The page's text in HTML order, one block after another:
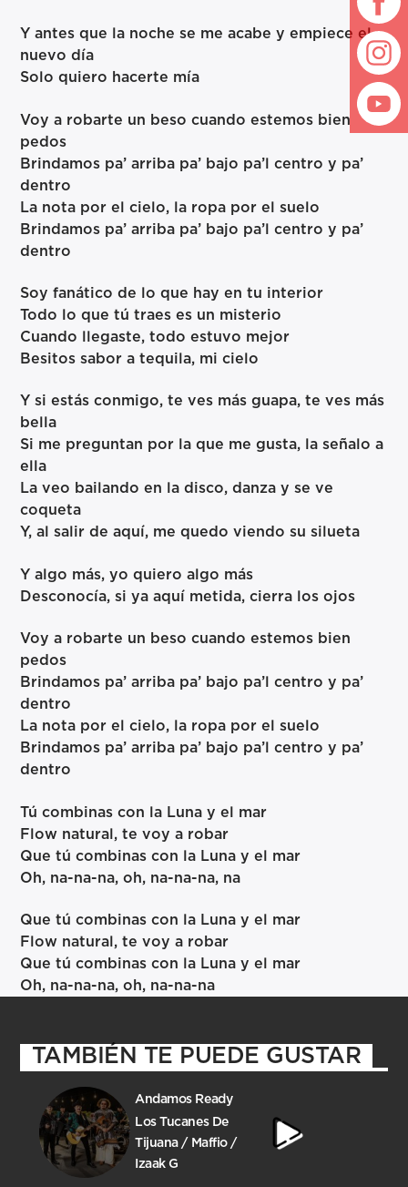
Y antes que la noche se me acabe y empiece el
nuevo día
Solo quiero hacerte mía
Voy a robarte un beso cuando estemos bien
pedos
Brindamos pa’ arriba pa’ bajo pa’l centro y pa’
dentro
La nota por el cielo, la ropa por el suelo
Brindamos pa’ arriba pa’ bajo pa’l centro y pa’
dentro
Soy fanático de lo que hay en tu interior
Todo lo que tú traes es un misterio
Cuando llegaste, todo estuvo mejor
Besitos sabor a tequila, mi cielo
Y si estás conmigo, te ves más guapa, te ves más
bella
Si me preguntan por la que me gusta, la señalo a
ella
La veo bailando en la disco, danza y se ve
coqueta
Y, al salir de aquí, me quedo viendo su silueta
Y algo más, yo quiero algo más
Desconocía, si ya aquí metida, cierra los ojos
Voy a robarte un beso cuando estemos bien
pedos
Brindamos pa’ arriba pa’ bajo pa’l centro y pa’
dentro
La nota por el cielo, la ropa por el suelo
Brindamos pa’ arriba pa’ bajo pa’l centro y pa’
dentro
Tú combinas con la Luna y el mar
Flow natural, te voy a robar
Que tú combinas con la Luna y el mar
Oh, na-na-na, oh, na-na-na, na
Que tú combinas con la Luna y el mar
Flow natural, te voy a robar
Que tú combinas con la Luna y el mar
Oh, na-na-na, oh, na-na-na
TAMBIÉN TE PUEDE GUSTAR
Andamos Ready
Los Tucanes De
Tijuana / Maffio /
Izaak G